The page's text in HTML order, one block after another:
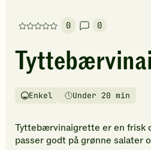
0
Denne
har
foreløpig
vurderinger.
den
første
0
Vanskelighetsgrad
Enkel
TilberedningstidUnder 20 min
Tyttebærvinaigrette er en frisk
passer godt på grønne salater